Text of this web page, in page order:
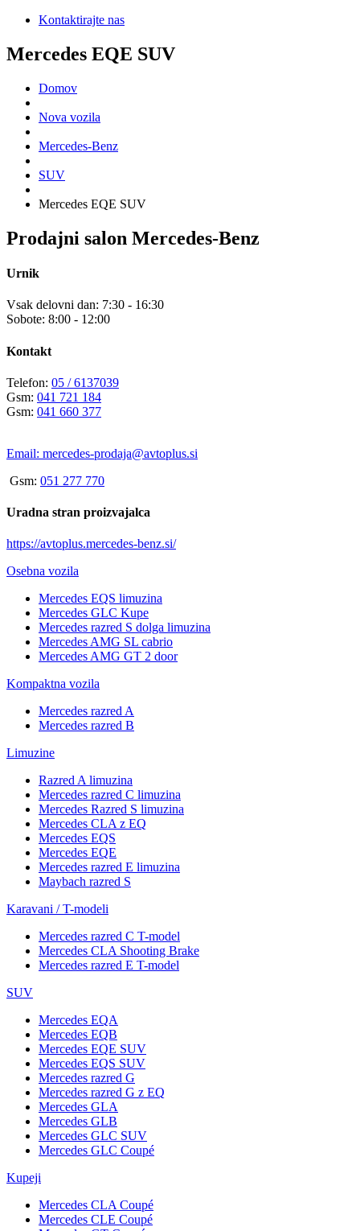
Kontaktirajte nas
Mercedes EQE SUV
Domov
Nova vozila
Mercedes-Benz
SUV
Mercedes EQE SUV
Prodajni salon Mercedes-Benz
Urnik
Vsak delovni dan: 7:30 - 16:30
Sobote: 8:00 - 12:00
Kontakt
Telefon: 05 / 6137039
Gsm: 041 721 184
Gsm: 041 660 377
Email: mercedes-prodaja@avtoplus.si
Gsm: 051 277 770
Uradna stran proizvajalca
https://avtoplus.mercedes-benz.si/
Osebna vozila
Mercedes EQS limuzina
Mercedes GLC Kupe
Mercedes razred S dolga limuzina
Mercedes AMG SL cabrio
Mercedes AMG GT 2 door
Kompaktna vozila
Mercedes razred A
Mercedes razred B
Limuzine
Razred A limuzina
Mercedes razred C limuzina
Mercedes Razred S limuzina
Mercedes CLA z EQ
Mercedes EQS
Mercedes EQE
Mercedes razred E limuzina
Maybach razred S
Karavani / T-modeli
Mercedes razred C T-model
Mercedes CLA Shooting Brake
Mercedes razred E T-model
SUV
Mercedes EQA
Mercedes EQB
Mercedes EQE SUV
Mercedes EQS SUV
Mercedes razred G
Mercedes razred G z EQ
Mercedes GLA
Mercedes GLB
Mercedes GLC SUV
Mercedes GLC Coupé
Kupeji
Mercedes CLA Coupé
Mercedes CLE Coupé